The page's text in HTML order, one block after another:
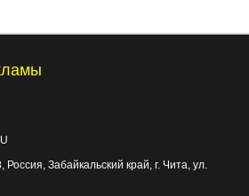
, Россия, Забайкальский край, г. Чита, ул.